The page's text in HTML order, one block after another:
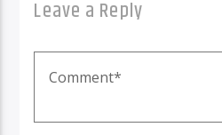
Leave a Reply